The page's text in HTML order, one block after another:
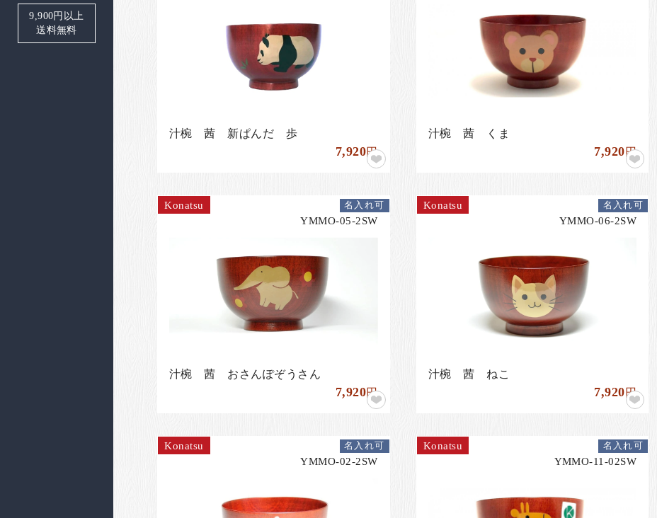
9,900円以上
送料無料
汁椀 茜 新ぱんだ 歩
7,920円
汁椀 茜 くま
7,920円
Konatsu
YMMO-05-2SW
名入れ可
汁椀 茜 おさんぽぞうさん
7,920円
Konatsu
YMMO-06-2SW
名入れ可
汁椀 茜 ねこ
7,920円
Konatsu
YMMO-02-2SW
名入れ可
Konatsu
YMMO-11-02SW
名入れ可